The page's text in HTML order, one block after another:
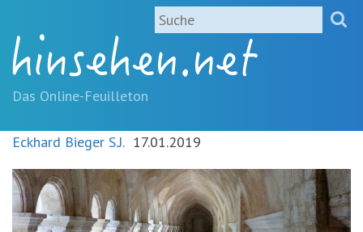
springen
(Accesskey
'1')Zur
springen
'3')Zur
Suche
springen
Suche
Das Online-Feuilleton
Eckhard Bieger S.J. 17.01.2019